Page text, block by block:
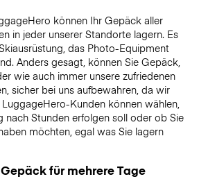
können Ihr Gepäck aller
in jeder unserer Standorte lagern. Es
das Photo-Equipment
Anders gesagt, können Sie Gepäck,
wie auch immer unsere zufriedenen
sicher bei uns aufbewahren, da wir
Kunden können wählen,
nach Stunden erfolgen soll oder ob Sie
möchten, egal was Sie lagern
für mehrere Tage